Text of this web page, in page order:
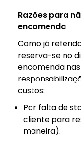
Razões para
encomenda
Como já
reserva-se no
encomenda
custos:
Por falta de
cliente para
maneira).